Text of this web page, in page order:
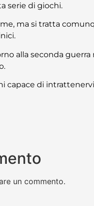
serie di giochi.
ma si tratta
alla seconda
capace di
un commento.